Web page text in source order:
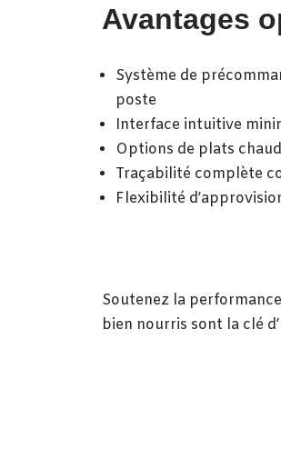
Avantages
Système de
poste
Interface intuitive
Options de plats
Traçabilité complète
Flexibilité
Soutenez la
bien nourris sont la clé